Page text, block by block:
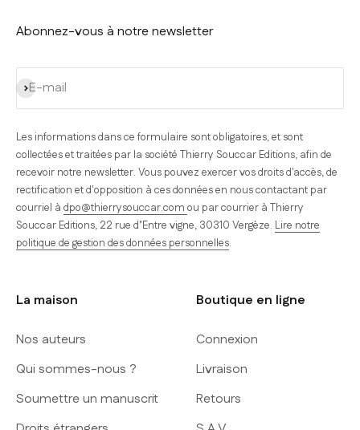
Abonnez-vous à notre newsletter
E-mail
S'inscrire
Les informations dans ce formulaire sont obligatoires, et sont
collectées et traitées par la société Thierry Souccar Editions, afin de
recevoir notre newsletter. Vous pouvez exercer vos droits d'accès, de
rectification et d'opposition à ces données en nous contactant par
courriel à dpo@thierrysouccar.com ou par courrier à Thierry
Souccar Editions, 22 rue d’Entre vigne, 30310 Vergèze. Lire notre
politique de gestion des données personnelles.
La maison
Nos auteurs
Qui sommes-nous ?
Soumettre un manuscrit
Boutique en ligne
Connexion
Livraison
Retours